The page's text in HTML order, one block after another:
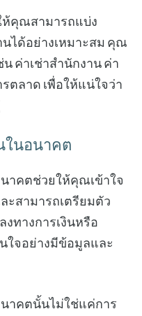
ห้คุณสามารถแบ่ง
ได้อย่างเหมาะสม คุณ
ค่าเช่าสำนักงาน ค่า
ตลาด เพื่อให้แน่ใจว่า
ในอนาคต
าคตช่วยให้คุณเข้าใจ
ะสามารถเตรียมตัว
ทางการเงินหรือ
ใจอย่างมีข้อมูลและ
าคตนั้นไม่ใช่แค่การ